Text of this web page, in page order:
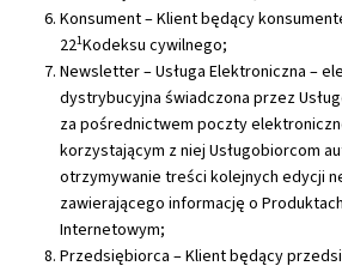
Konsument – Klient będący
221Kodeksu cywilnego;
Newsletter – Usługa Elektroniczna –
dystrybucyjna świadczona przez
za pośrednictwem poczty
korzystającym z niej Usługobiorcom
otrzymywanie treści kolejnych edycji
zawierającego informację o
Internetowym;
Przedsiębiorca – Klient będący